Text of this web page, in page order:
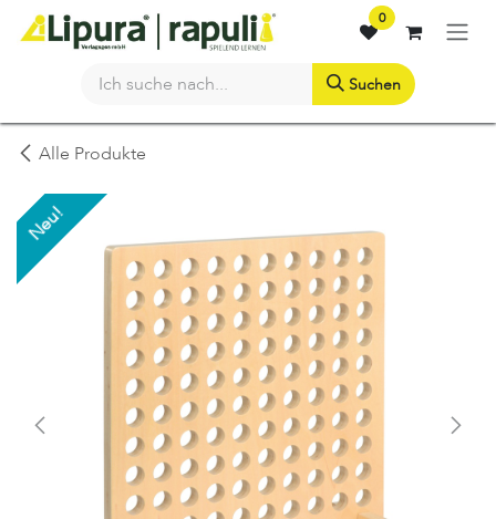
Zum Inhalt springen 0
Suchen
Alle Produkte
Neu!